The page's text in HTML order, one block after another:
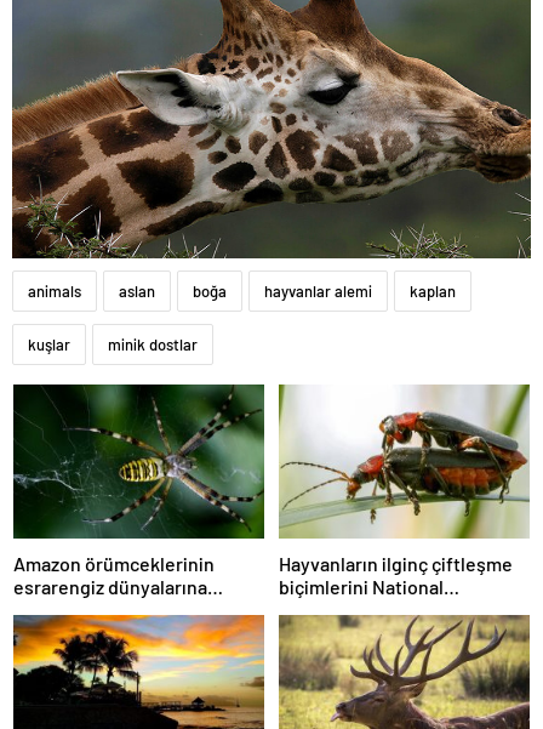
animals aslan boğa hayvanlar alemi kaplan
kuşlar minik dostlar
Amazon örümceklerinin
esrarengiz dünyalarına
gitmeye hazır olun.
Hayvanların ilginç çiftleşme
biçimlerini National
Geographic görüntüledi.